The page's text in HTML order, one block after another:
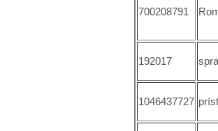
700208791
192017
1046437727